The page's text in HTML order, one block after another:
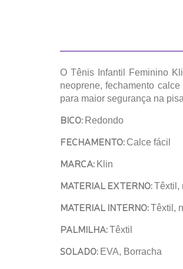
O Tênis Infantil Feminino
neoprene, fechamento
para maior segurança na
BICO: Redondo
FECHAMENTO: Calce fácil
MARCA: Klin
MATERIAL EXTERNO:Têxtil,
MATERIAL INTERNO:Têxtil,
PALMILHA:Têxtil
SOLADO: EVA, Borracha